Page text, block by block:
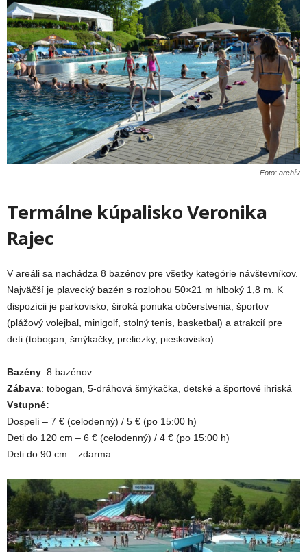
Foto: archív
Termálne kúpalisko Veronika
Rajec
V areáli sa nachádza 8 bazénov pre všetky kategórie návštevníkov.
Najväčší je plavecký bazén s rozlohou 50×21 m hlboký 1,8 m. K
dispozícii je parkovisko, široká ponuka občerstvenia, športov
(plážový volejbal, minigolf, stolný tenis, basketbal) a atrakcií pre
deti (tobogan, šmýkačky, preliezky, pieskovisko).
Bazény: 8 bazénov
Zábava: tobogan, 5-dráhová šmýkačka, detské a športové ihriská
Vstupné:
Dospelí – 7 € (celodenný) / 5 € (po 15:00 h)
Deti do 120 cm – 6 € (celodenný) / 4 € (po 15:00 h)
Deti do 90 cm – zdarma